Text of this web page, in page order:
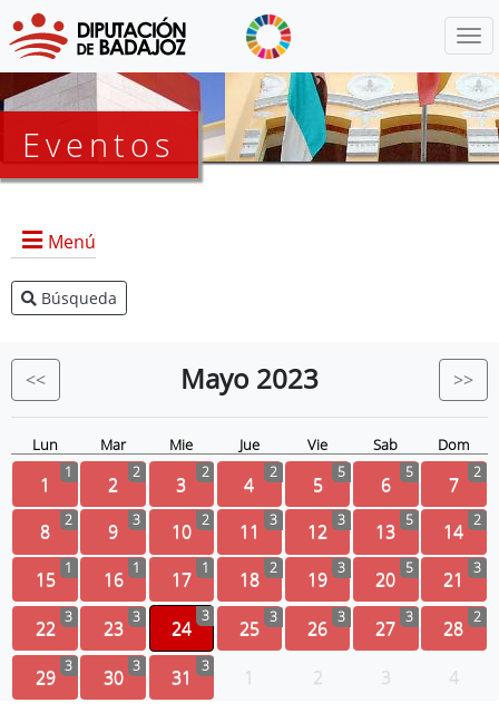
Eventos
Menú
Agenda Presidencia
Eventos
Búsqueda
<< Mayo 2023 >>
Lun Mar Mie Jue Vie Sab Dom
1 1 2 2 3 2 4 2 5 5 6 5 7 2
8 2 9 3 10 2 11 3 12 3 13 5 14 2
15 1 16 1 17 1 18 2 19 3 20 5 21 3
22 3 23 3 24
3
25 3 26 3 27 3 28 2
29 3 30 3 31 3 1 2 3 4